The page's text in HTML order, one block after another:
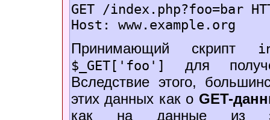
GET /index.php?foo=bar
Host: www.example.org
Принимающий скрипт
$_GET['foo']
для
Вследствие этого,
этих данных как о GET-
как на данные из